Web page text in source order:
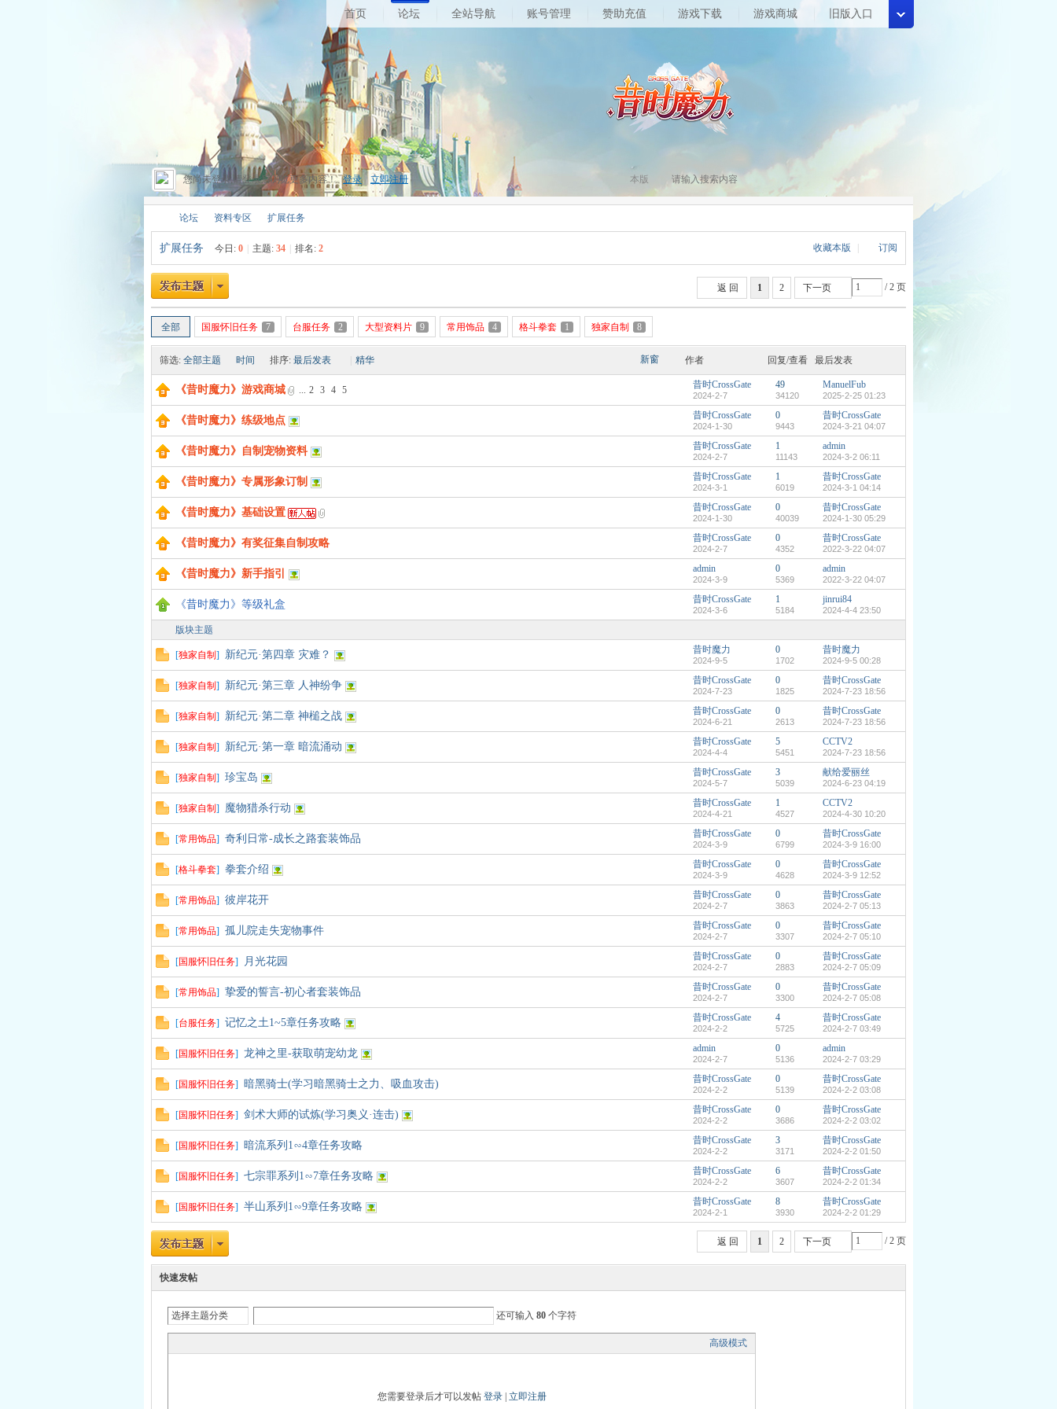
首页 论坛 全站导航 账号管理 赞助充值 游戏下载 游戏商城 旧版入口
本版
您尚未登录,请登录后浏览更多内容！ 登录 立即注册
昔
魔
»
论坛
›
资料专区 扩展任务
收藏本版 订阅
扩展任务 今日: 0 主题: 34 排名: 2
1 2 / 2 页
下一页
返 回
全部 国服怀旧任务 7 台服任务 2 大型资料片 9 常用饰品 4 格斗拳套 1 独家自制 8
新窗
筛选: 全部主题 时间 排序: 最后发表 精华 作者 回复/查看 最后发表
《昔时魔力》游戏商城 ... 2 3 4 5 昔时CrossGate
2024-2-7
49
34120
ManuelFub
2025-2-25 01:23
《昔时魔力》练级地点 昔时CrossGate
2024-1-30
0
9443
昔时CrossGate
2024-3-21 04:07
《昔时魔力》自制宠物资料 昔时CrossGate
2024-2-7
1
11143
admin
2024-3-2 06:11
《昔时魔力》专属形象订制 昔时CrossGate
2024-3-1
1
6019
昔时CrossGate
2024-3-1 04:14
《昔时魔力》基础设置 昔时CrossGate
2024-1-30
0
40039
昔时CrossGate
2024-1-30 05:29
《昔时魔力》有奖征集自制攻略 昔时CrossGate
2024-2-7
0
4352
昔时CrossGate
2022-3-22 04:07
《昔时魔力》新手指引 admin
2024-3-9
0
5369
admin
2022-3-22 04:07
《昔时魔力》等级礼盒 昔时CrossGate
2024-3-6
1
5184
jinrui84
2024-4-4 23:50
版块主题
[独家自制 ] 新纪元·第四章 灾难？ 昔时魔力
2024-9-5
0
1702
昔时魔力
2024-9-5 00:28
[独家自制 ] 新纪元·第三章 人神纷争 昔时CrossGate
2024-7-23
0
1825
昔时CrossGate
2024-7-23 18:56
[独家自制 ] 新纪元·第二章 神槌之战 昔时CrossGate
2024-6-21
0
2613
昔时CrossGate
2024-7-23 18:56
[独家自制 ] 新纪元·第一章 暗流涌动 昔时CrossGate
2024-4-4
5
5451
CCTV2
2024-7-23 18:56
[独家自制 ] 珍宝岛 昔时CrossGate
2024-5-7
3
5039
献给爱丽丝
2024-6-23 04:19
[独家自制 ] 魔物猎杀行动 昔时CrossGate
2024-4-21
1
4527
CCTV2
2024-4-30 10:20
[常用饰品] 奇利日常-成长之路套装饰品 昔时CrossGate
2024-3-9
0
6799
昔时CrossGate
2024-3-9 16:00
[格斗拳套] 拳套介绍 昔时CrossGate
2024-3-9
0
4628
昔时CrossGate
2024-3-9 12:52
[常用饰品] 彼岸花开 昔时CrossGate
2024-2-7
0
3863
昔时CrossGate
2024-2-7 05:13
[常用饰品] 孤儿院走失宠物事件 昔时CrossGate
2024-2-7
0
3307
昔时CrossGate
2024-2-7 05:10
[国服怀旧任务] 月光花园 昔时CrossGate
2024-2-7
0
2883
昔时CrossGate
2024-2-7 05:09
[常用饰品] 挚爱的誓言-初心者套装饰品 昔时CrossGate
2024-2-7
0
3300
昔时CrossGate
2024-2-7 05:08
[台服任务] 记忆之土1~5章任务攻略 昔时CrossGate
2024-2-2
4
5725
昔时CrossGate
2024-2-7 03:49
[国服怀旧任务] 龙神之里-获取萌宠幼龙 admin
2024-2-7
0
5136
admin
2024-2-7 03:29
[国服怀旧任务] 暗黑骑士(学习暗黑骑士之力、吸血攻击) 昔时CrossGate
2024-2-2
0
5139
昔时CrossGate
2024-2-2 03:08
[国服怀旧任务] 剑术大师的试炼(学习奥义·连击) 昔时CrossGate
2024-2-2
0
3686
昔时CrossGate
2024-2-2 03:02
[国服怀旧任务] 暗流系列1∽4章任务攻略 昔时CrossGate
2024-2-2
3
3171
昔时CrossGate
2024-2-2 01:50
[国服怀旧任务] 七宗罪系列1∽7章任务攻略 昔时CrossGate
2024-2-2
6
3607
昔时CrossGate
2024-2-2 01:34
[国服怀旧任务] 半山系列1∽9章任务攻略 昔时CrossGate
2024-2-1
8
3930
昔时CrossGate
2024-2-2 01:29
1 2 / 2 页
下一页
返 回
快速发帖
选择主题分类 还可输入 80 个字符
高级模式
您需要登录后才可以发帖 登录| 立即注册